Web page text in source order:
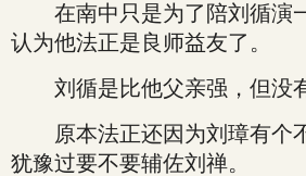
在南中只是为了陪刘循演
认为他法正是良师益友了。
刘循是比他父亲强，但没有
原本法正还因为刘璋有个
犹豫过要不要辅佐刘禅。